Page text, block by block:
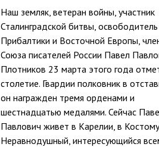
Наш земляк, ветеран войны, участник
Сталинградской битвы, освободитель
Прибалтики и Восточной Европы,
Союза писателей России Павел
Плотников 23 марта этого года
столетие. Гвардии полковник в
он награжден тремя орденами и
шестнадцатью медалями. Сейчас
Павлович живет в Карелии, в
Неравнодушный, интересующийся